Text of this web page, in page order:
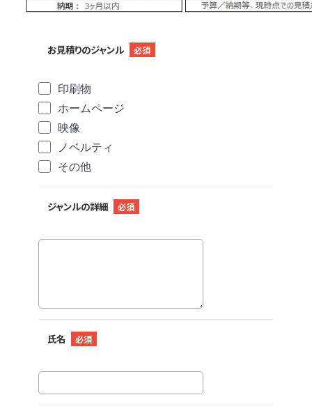
お見積りのジャンル 必須
印刷物
ホームページ
映像
ノベルティ
その他
ジャンルの詳細 必須
氏名 必須